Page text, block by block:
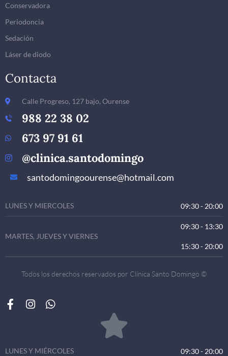
Conservadora
Periodoncia
Sedación
Láser de diodo
Contacta
Calle Progreso, 127 bajo, Ourense
988 22 38 02
673 97 91 61
@clinica.santodomingo
santodomingoourense@hotmail.com
LUNES Y MIERCOLES 09:30 - 20:00
MARTES, JUEVES Y VIERNES
09:30 - 13:30
15:30 - 20:00
Todos los derechos reservados por Clínica Santo Domingo ©
LUNES Y MIÉRCOLES 09:30 - 20:00